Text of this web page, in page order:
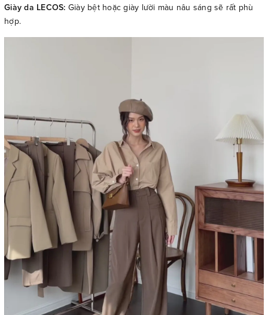
Giày da LECOS: Giày bệt hoặc giày lười màu nâu sáng sẽ rất phù
hợp.